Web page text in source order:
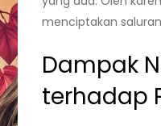
menciptakan
Dampak
terhadap